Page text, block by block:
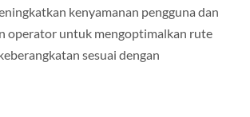
kenyamanan pengguna dan
operator untuk mengoptimalkan rute
sesuai dengan